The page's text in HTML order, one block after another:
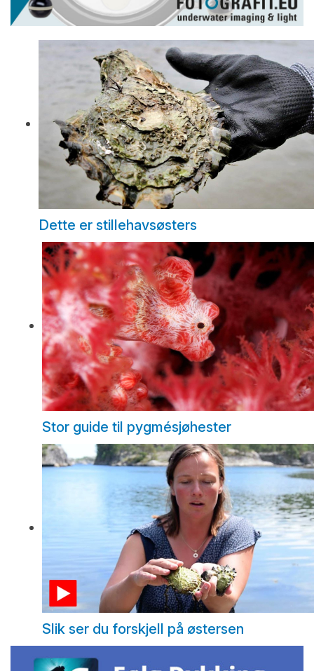
Dette er stillehavsøsters
Stor guide til pygmésjøhester
Slik ser du forskjell på østersen